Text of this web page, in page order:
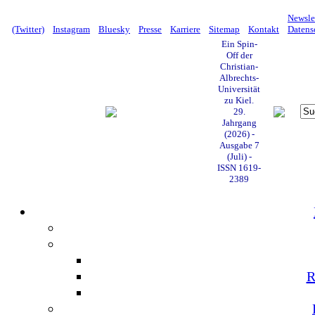
(Twitter)
Instagram Bluesky Presse Karriere Sitemap Kontakt
Ein Spin-
Off der
Christian-
Albrechts-
Universität
zu Kiel.
29.
Jahrgang
(2026) -
Ausgabe 7
(Juli) -
ISSN 1619-
2389